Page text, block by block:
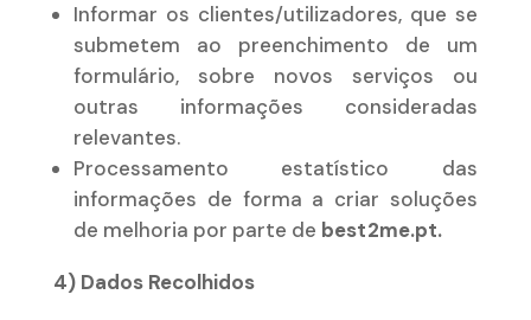
Informar os clientes/utilizadores, que se
submetem ao preenchimento de um
formulário, sobre novos serviços ou
outras informações consideradas
relevantes.
Processamento estatístico das
informações de forma a criar soluções
de melhoria por parte de best2me.pt.
4) Dados Recolhidos